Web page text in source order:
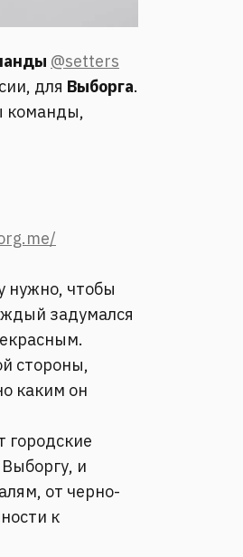
@setters
для Выборга.
команды,
нужно, чтобы
задумался
стороны,
каким он
городские
и
от черно-
к